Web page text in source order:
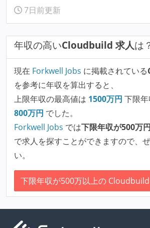
7日前更新
年収の高いCloudbuild 求人は
現在 Forkwell Jobs に掲載されている
を参考に年収を算出すると、
上限年収の最高値は 1500万円 下限
800万円 でした。
Forkwell Jobs では下限年収が500万
で求人を探すことができますので、
い。
下限年収が500万以上の Cloudbuild